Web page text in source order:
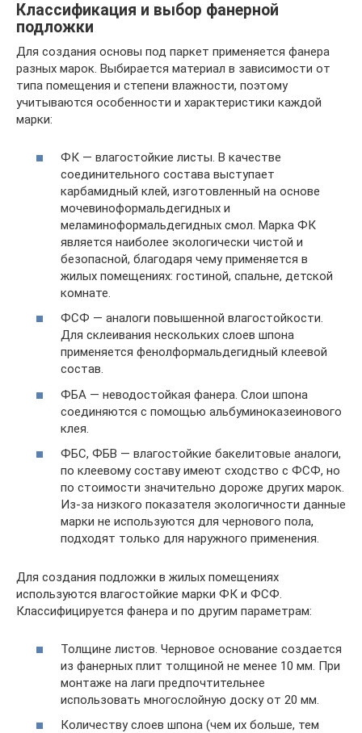
Классификация и выбор фанерной
подложки
Для создания основы под паркет применяется фанера
разных марок. Выбирается материал в зависимости от
типа помещения и степени влажности, поэтому
учитываются особенности и характеристики каждой
марки:
ФК — влагостойкие листы. В качестве
соединительного состава выступает
карбамидный клей, изготовленный на основе
мочевиноформальдегидных и
меламиноформальдегидных смол. Марка ФК
является наиболее экологически чистой и
безопасной, благодаря чему применяется в
жилых помещениях: гостиной, спальне, детской
комнате.
ФСФ — аналоги повышенной влагостойкости.
Для склеивания нескольких слоев шпона
применяется фенолформальдегидный клеевой
состав.
ФБА — неводостойкая фанера. Слои шпона
соединяются с помощью альбуминоказеинового
клея.
ФБС, ФБВ — влагостойкие бакелитовые аналоги,
по клеевому составу имеют сходство с ФСФ, но
по стоимости значительно дороже других марок.
Из-за низкого показателя экологичности данные
марки не используются для чернового пола,
подходят только для наружного применения.
Для создания подложки в жилых помещениях
используются влагостойкие марки ФК и ФСФ.
Классифицируется фанера и по другим параметрам:
Толщине листов. Черновое основание создается
из фанерных плит толщиной не менее 10 мм. При
монтаже на лаги предпочтительнее
использовать многослойную доску от 20 мм.
Количеству слоев шпона (чем их больше, тем